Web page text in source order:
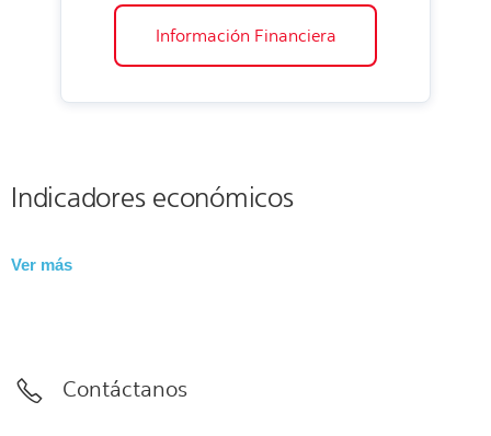
Información Financiera
Indicadores económicos
Ver más
Contáctanos